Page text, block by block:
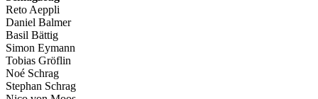
Reto Aeppli
Daniel Balmer
Basil Bättig
Simon Eymann
Tobias Gröflin
Noé Schrag
Stephan Schrag